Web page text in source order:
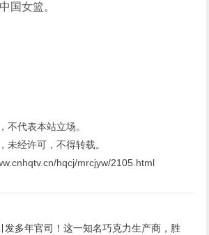
国女篮。
不代表本站立场。
未经许可，不得转载。
hqcj/mrcjyw/2105.html
发多年官司！这一知名巧克力生产商，胜